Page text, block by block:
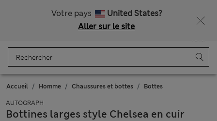
Votre pays
United States?
Aller sur le site
Panier
Accueil Homme Chaussures et bottes Bottes
AUTOGRAPH
Bottines larges style Chelsea en cuir